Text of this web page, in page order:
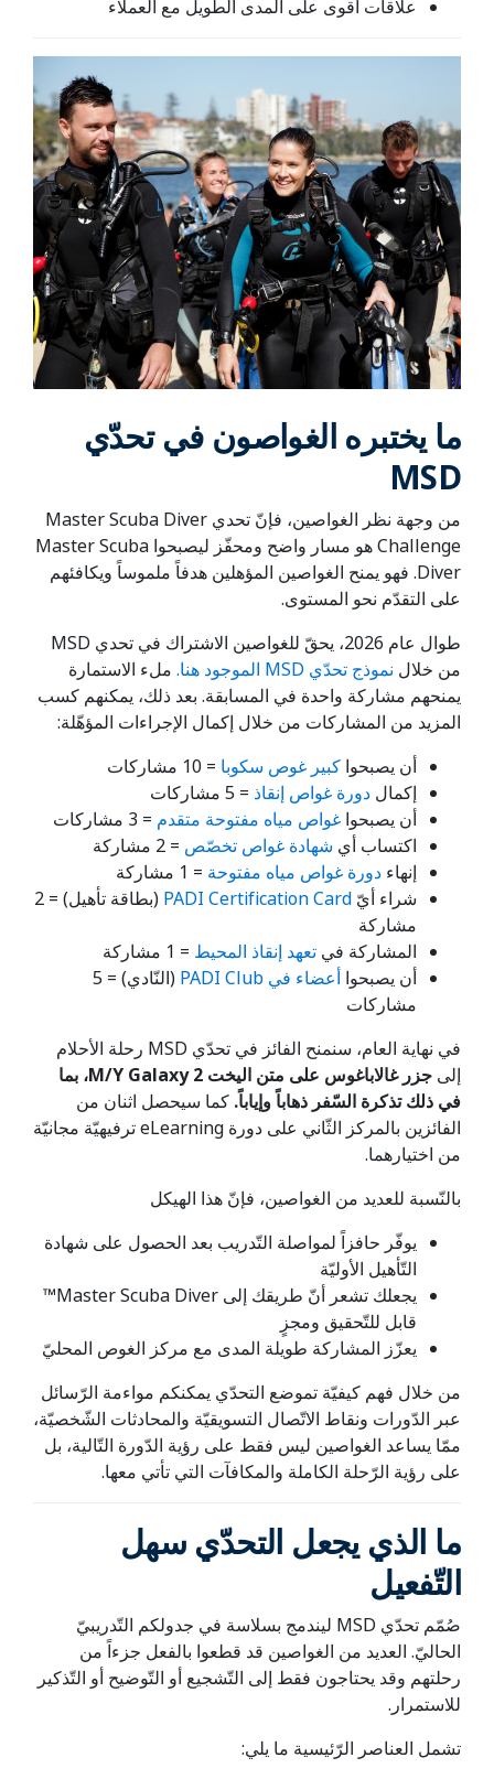
علاقات أقوى على المدى الطويل مع العملاء
ما يختبره الغواصون في تحدّي
MSD
من وجهة نظر الغواصين، فإنّ تحدي Master Scuba Diver
Challenge هو مسار واضح ومحفّز ليصبحوا Master Scuba
Diver. فهو يمنح الغواصين المؤهلين هدفاً ملموساً ويكافئهم
على التقدّم نحو المستوى.
طوال عام 2026، يحقّ للغواصين الاشتراك في تحدي MSD
من خلالنموذج تحدّي MSD الموجود هنا.
ملء الاستمارة
يمنحهم مشاركة واحدة في المسابقة. بعد ذلك، يمكنهم كسب
المزيد من المشاركات من خلال إكمال الإجراءات المؤهّلة:
أن يصبحواكبير غوص سكوبا= 10 مشاركات
إكمالدورة غواص إنقاذ= 5 مشاركات
أن يصبحواغواص مياه مفتوحة متقدم= 3 مشاركات
اكتساب أي شهادة غواص تخصّص= 2 مشاركة
إنهاءدورة غواص مياه مفتوحة= 1 مشاركة
شراء أيّ PADI Certification Card
(بطاقة تأهيل) = 2
مشاركة
المشاركة في تعهد إنقاذ المحيط= 1 مشاركة
أن يصبحواأعضاء في PADI Club
(النّادي) = 5
مشاركات
في نهاية العام، سنمنح الفائز في تحدّي MSD رحلة الأحلام
جزر غالاباغوس على متن اليخت M/Y Galaxy 2، بما
في ذلك تذكرة السّفر ذهاباً وإياباً.كما سيحصل اثنان من
الفائزين بالمركز الثّاني على دورة eLearning ترفيهيّة مجانيّة
من اختيارهما.
بالنّسبة للعديد من الغواصين، فإنّ هذا الهيكل
يوفّر حافزاً لمواصلة التّدريب بعد الحصول على شهادة
التّأهيل الأوليّة
يجعلك تشعر أنّ طريقك إلى Master Scuba Diver™
قابل للتّحقيق ومجزٍ
يعزّز المشاركة طويلة المدى مع مركز الغوص المحليّ
من خلال فهم كيفيّة تموضع التحدّي يمكنكم مواءمة الرّسائل
عبر الدّورات ونقاط الاتّصال التسويقيّة والمحادثات الشّخصيّة،
ممّا يساعد الغواصين ليس فقط على رؤية الدّورة التّالية، بل
على رؤية الرّحلة الكاملة والمكافآت التي تأتي معها.
ما الذي يجعل التحدّي سهل
التّفعيل
صُمّم تحدّي MSD ليندمج بسلاسة في جدولكم التّدريبيّ
الحاليّ. العديد من الغواصين قد قطعوا بالفعل جزءاً من
رحلتهم وقد يحتاجون فقط إلى التّشجيع أو التّوضيح أو التّذكير
للاستمرار.
تشمل العناصر الرّئيسية ما يلي: